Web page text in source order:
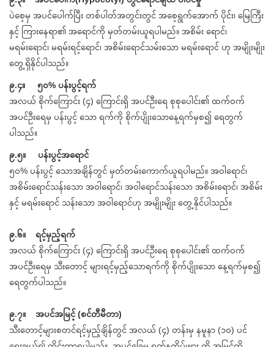
ပဲစေ့မှ အပင်ပေါက်ပြီး တစ်ပါတ်အတွင်းတွင် အစေ့ရွက်အောက် ပိုင်း၊ မြေကြီး
နှင့် ကြားနေရာ၏ အရောင်ကို မှတ်တမ်းယူရပါမည်။ အစိမ်း ရောင်၊
မရမ်းရောင်၊ မရမ်းရင့်ရောင်၊ အစိမ်းရောင်သမ်းသော မရမ်းရောင် ဟု အမျိုးမျိုး
တွေ့ရှိနိုင်ပါသည်။
၉.၄။ ၅၀% ပန်းပွင့်ရက်
အလယ် စိုက်ကြောင်း (၄) ကြောင်းရှိ အပင်ဦးရေ စုစုပေါင်း၏ ထက်ဝက်
အပင်ဦးရေမှ ပန်းပွင့် သော ရက်ကို စိုက်ပျိုးသောနေ့ရက်မှစ၍ ရေတွက်
ပါသည်။
၉.၅။ ပန်းပွင့်အရောင်
၅၀% ပန်းပွင့် သောအချိန်တွင် မှတ်တမ်းကောက်ယူရပါမည်။ အဝါရောင်၊
အစိမ်းရောင်သန်းသော အဝါရောင်၊ အဝါရောင်သန်းသော အစိမ်းရောင်၊ အစိမ်း
နှင့် မရမ်းရောင် သန်းသော အဝါရောင်ဟု အမျိုးမျိုး တွေ့နိုင်ပါသည်။
၉.၆။ ရင့်မှည့်ရက်
အလယ် စိုက်ကြောင်း (၄) ကြောင်းရှိ အပင်ဦးရေ စုစုပေါင်း၏ ထက်ဝက်
အပင်ဦးရေမှ သီးတောင့် များရင့်မှည့်သောရက်ကို စိုက်ပျိုးသော နေ့ရက်မှစ၍
ရေတွက်ပါသည်။
၉.၇။ အပင်အမြင့် (စင်တီမီတာ)
သီးတောင့်များစတင်ရင့်မှည့်ချိန်တွင် အလယ် (၄) တန်းမှ နမူနာ (၁၀) ပင်